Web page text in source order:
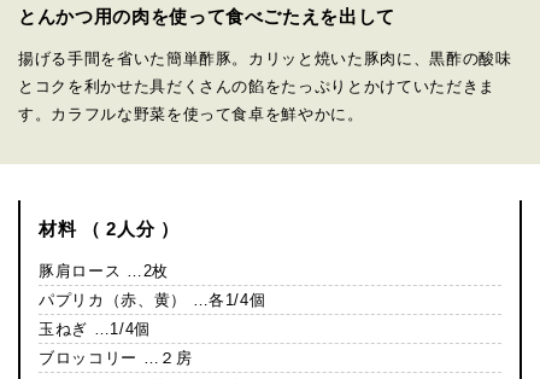
とんかつ用の肉を使って食べごたえを出して
揚げる手間を省いた簡単酢豚。カリッと焼いた豚肉に、黒酢の酸味
とコクを利かせた具だくさんの餡をたっぷりとかけていただきま
す。カラフルな野菜を使って食卓を鮮やかに。
材料 （ 2人分 ）
豚肩ロース …2枚
パプリカ（赤、黄） …各1/4個
玉ねぎ …1/4個
ブロッコリー …２房